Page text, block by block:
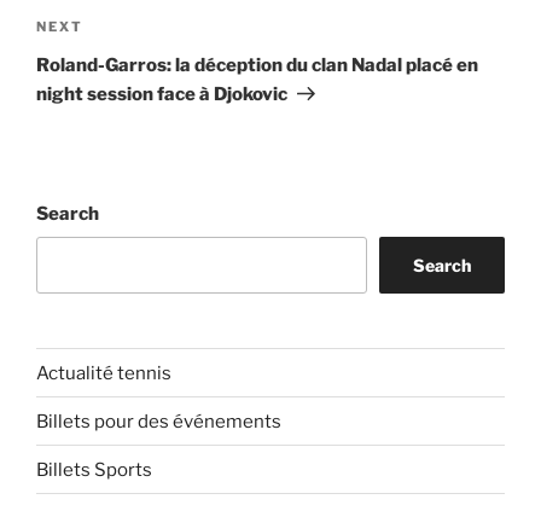
Next
Post
NEXT
Roland-Garros: la déception du clan Nadal placé en
night session face à Djokovic
Search
Search
Actualité tennis
Billets pour des événements
Billets Sports